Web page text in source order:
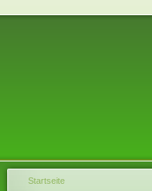
Startseite